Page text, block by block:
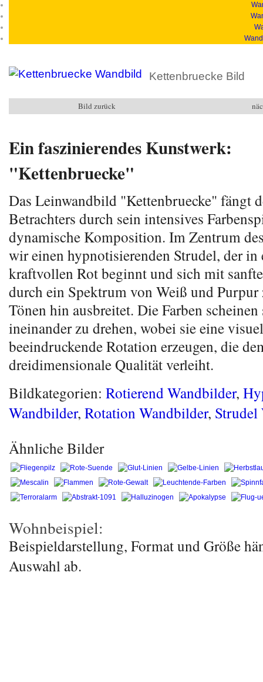
Kettenbruecke Bild
Bild zurück
Ein faszinierendes Kunstwerk:
"Kettenbruecke"
Das Leinwandbild "Kettenbruecke" fängt
Betrachters durch sein intensives
dynamische Komposition. Im Zentrum
wir einen hypnotisierenden Strudel, der in
kraftvollen Rot beginnt und sich mit
durch ein Spektrum von Weiß und
Tönen hin ausbreitet. Die Farben
ineinander zu drehen, wobei sie eine
beeindruckende Rotation erzeugen, die
dreidimensionale Qualität verleiht.
Bildkategorien: Rotierend Wandbilder,
Wandbilder, Rotation Wandbilder, Strudel
Ähnliche Bilder
Wohnbeispiel:
Beispieldarstellung, Format und Größe
Auswahl ab.